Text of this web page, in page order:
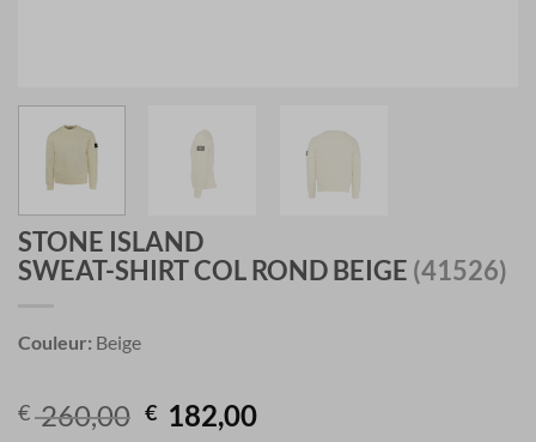
STONE ISLAND
SWEAT-SHIRT COL ROND BEIGE (41526)
Couleur: Beige
€260,00 Original
€ 182,00Current